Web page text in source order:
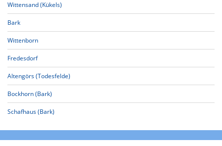
Wittensand (Kükels)
Bark
Wittenborn
Fredesdorf
Altengörs (Todesfelde)
Bockhorn (Bark)
Schafhaus (Bark)